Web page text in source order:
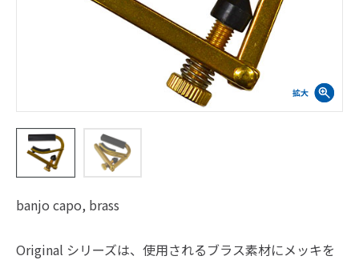
banjo capo, brass
Original シリーズは、使用されるブラス素材にメッキを